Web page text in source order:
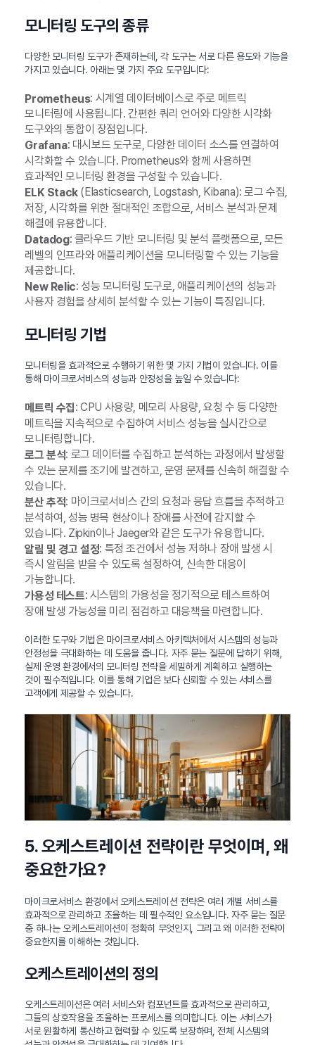
모니터링 도구의 종류
다양한 모니터링 도구가 존재하는데, 각 도구는 서로 다른 용도와 기능을
가지고 있습니다. 아래는 몇 가지 주요 도구입니다:
Prometheus: 시계열 데이터베이스로 주로 메트릭
모니터링에 사용됩니다. 간편한 쿼리 언어와 다양한 시각화
도구와의 통합이 장점입니다.
Grafana: 대시보드 도구로, 다양한 데이터 소스를 연결하여
시각화할 수 있습니다. Prometheus와 함께 사용하면
효과적인 모니터링 환경을 구성할 수 있습니다.
ELK Stack(Elasticsearch, Logstash, Kibana): 로그 수집,
저장, 시각화를 위한 절대적인 조합으로, 서비스 분석과 문제
해결에 유용합니다.
Datadog: 클라우드 기반 모니터링 및 분석 플랫폼으로, 모든
레벨의 인프라와 애플리케이션을 모니터링할 수 있는 기능을
제공합니다.
New Relic: 성능 모니터링 도구로, 애플리케이션의 성능과
사용자 경험을 상세히 분석할 수 있는 기능이 특징입니다.
모니터링 기법
모니터링을 효과적으로 수행하기 위한 몇 가지 기법이 있습니다. 이를
통해 마이크로서비스의 성능과 안정성을 높일 수 있습니다:
메트릭 수집: CPU 사용량, 메모리 사용량, 요청 수 등 다양한
메트릭을 지속적으로 수집하여 서비스 성능을 실시간으로
모니터링합니다.
로그 분석: 로그 데이터를 수집하고 분석하는 과정에서 발생할
수 있는 문제를 조기에 발견하고, 운영 문제를 신속히 해결할 수
있습니다.
분산 추적: 마이크로서비스 간의 요청과 응답 흐름을 추적하고
분석하여, 성능 병목 현상이나 장애를 사전에 감지할 수
있습니다. Zipkin이나 Jaeger와 같은 도구가 유용합니다.
알림 및 경고 설정: 특정 조건에서 성능 저하나 장애 발생 시
즉시 알림을 받을 수 있도록 설정하여, 신속한 대응이
가능합니다.
가용성 테스트: 시스템의 가용성을 정기적으로 테스트하여
장애 발생 가능성을 미리 점검하고 대응책을 마련합니다.
이러한 도구와 기법은 마이크로서비스 아키텍처에서 시스템의 성능과
안정성을 극대화하는 데 도움을 줍니다. 자주 묻는 질문에 답하기 위해,
실제 운영 환경에서의 모니터링 전략을 세밀하게 계획하고 실행하는
것이 필수적입니다. 이를 통해 기업은 보다 신뢰할 수 있는 서비스를
고객에게 제공할 수 있습니다.
5. 오케스트레이션 전략이란 무엇이며, 왜
중요한가요?
마이크로서비스 환경에서 오케스트레이션 전략은 여러 개별 서비스를
효과적으로 관리하고 조율하는 데 필수적인 요소입니다. 자주 묻는 질문
중 하나는 오케스트레이션이 정확히 무엇인지, 그리고 왜 이러한 전략이
중요한지를 이해하는 것입니다.
오케스트레이션의 정의
오케스트레이션은 여러 서비스와 컴포넌트를 효과적으로 관리하고,
그들의 상호작용을 조율하는 프로세스를 의미합니다. 이는 서비스가
서로 원활하게 통신하고 협력할 수 있도록 보장하며, 전체 시스템의